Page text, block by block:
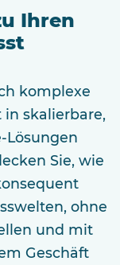
Ihren
komplexe
in skalierbare,
Lösungen
Sie, wie
ohne
und mit
Geschäft